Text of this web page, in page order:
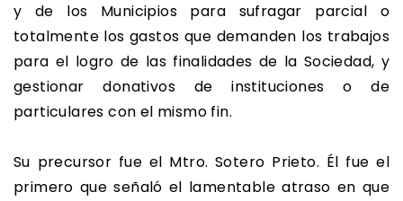
y de los Municipios para sufragar parcial o
totalmente los gastos que demanden los trabajos
para el logro de las finalidades de la Sociedad, y
gestionar donativos de instituciones o de
particulares con el mismo fin.
Su precursor fue el Mtro. Sotero Prieto. Él fue el
primero que señaló el lamentable atraso en que